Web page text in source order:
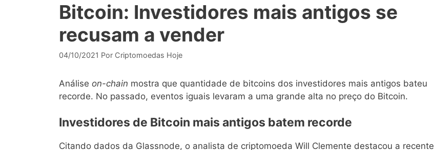
Bitcoin: Investidores mais antigos se
recusam a vender
04/10/2021 Por Criptomoedas Hoje
Análise on-chain mostra que quantidade de bitcoins dos investidores mais antigos bateu
recorde. No passado, eventos iguais levaram a uma grande alta no preço do Bitcoin.
Investidores de Bitcoin mais antigos batem recorde
Citando dados da Glassnode, o analista de criptomoeda Will Clemente destacou a recente